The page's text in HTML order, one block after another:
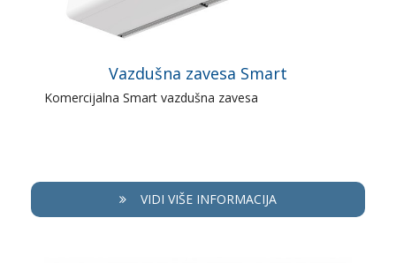
Vazdušna zavesa Smart
Komercijalna Smart vazdušna zavesa
VIDI VIŠE INFORMACIJA